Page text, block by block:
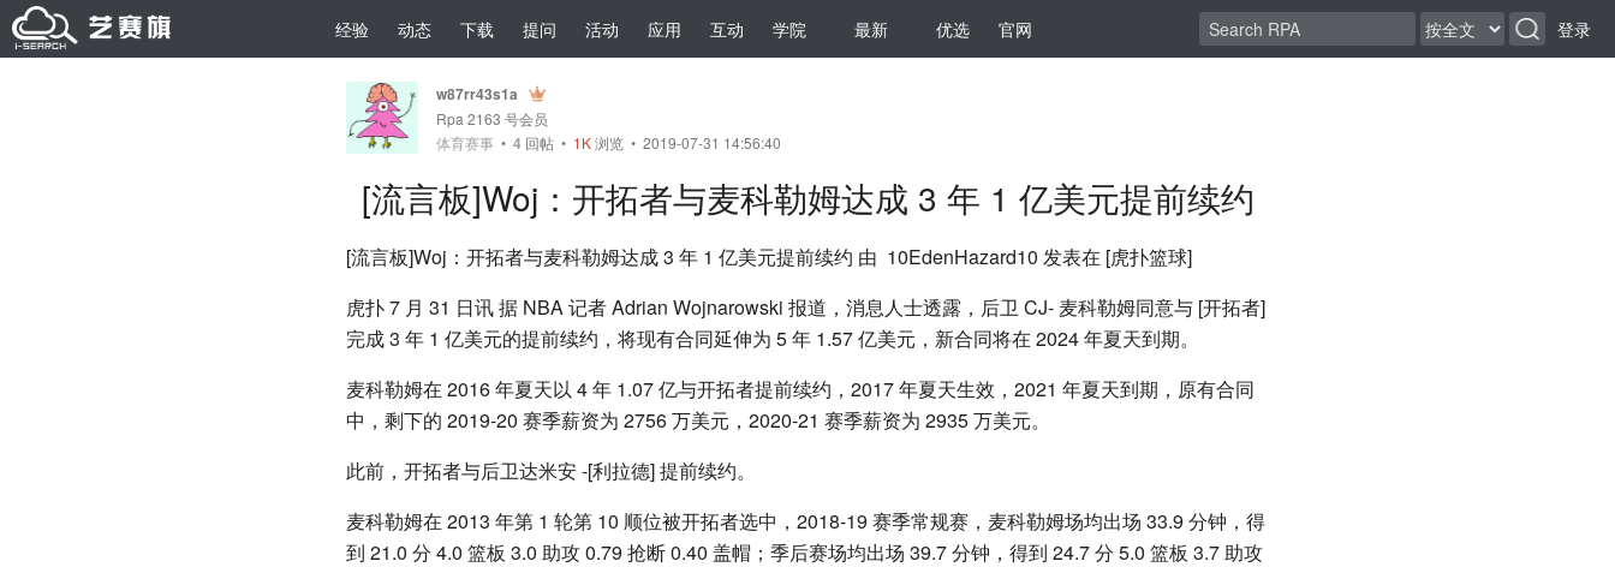
经验 动态 下载 提问 活动 应用 互动 学院 最新 优选 官网 登录
w87rr43s1a
Rpa 2163 号会员
体育赛事 • 4 回帖 • 1K浏览 • 2019-07-31 14:56:40
[流言板]Woj：开拓者与麦科勒姆达成 3 年 1 亿美元提前续约
[流言板]Woj：开拓者与麦科勒姆达成 3 年 1 亿美元提前续约 由 10EdenHazard10 发表在 [虎扑篮球]
虎扑 7 月 31 日讯 据 NBA 记者 Adrian Wojnarowski 报道，消息人士透露，后卫 CJ- 麦科勒姆同意与 [开拓者]
完成 3 年 1 亿美元的提前续约，将现有合同延伸为 5 年 1.57 亿美元，新合同将在 2024 年夏天到期。
麦科勒姆在 2016 年夏天以 4 年 1.07 亿与开拓者提前续约，2017 年夏天生效，2021 年夏天到期，原有合同
中，剩下的 2019-20 赛季薪资为 2756 万美元，2020-21 赛季薪资为 2935 万美元。
此前，开拓者与后卫达米安 -[利拉德] 提前续约。
麦科勒姆在 2013 年第 1 轮第 10 顺位被开拓者选中，2018-19 赛季常规赛，麦科勒姆场均出场 33.9 分钟，得
到 21.0 分 4.0 篮板 3.0 助攻 0.79 抢断 0.40 盖帽；季后赛场均出场 39.7 分钟，得到 24.7 分 5.0 篮板 3.7 助攻